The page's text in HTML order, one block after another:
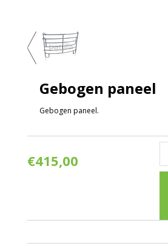
Gebogen paneel
Gebogen paneel.
€415,00